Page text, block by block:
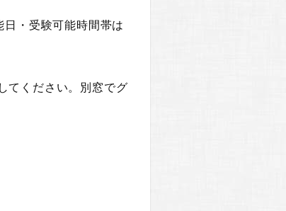
・受験可能時間帯は
てください。別窓でグ